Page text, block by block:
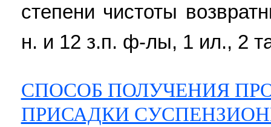
степени чистоты
н. и 12 з.п. ф-лы, 1 ил., 2
СПОСОБ ПОЛУЧЕНИЯ
ПРИСАДКИ